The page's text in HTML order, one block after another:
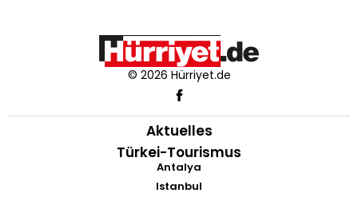
© 2026 Hürriyet.de
Aktuelles
Türkei-Tourismus
Antalya
Istanbul